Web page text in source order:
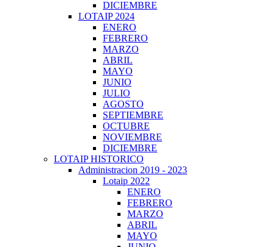
DICIEMBRE
LOTAIP 2024
ENERO
FEBRERO
MARZO
ABRIL
MAYO
JUNIO
JULIO
AGOSTO
SEPTIEMBRE
OCTUBRE
NOVIEMBRE
DICIEMBRE
LOTAIP HISTORICO
Administracion 2019 - 2023
Lotaip 2022
ENERO
FEBRERO
MARZO
ABRIL
MAYO